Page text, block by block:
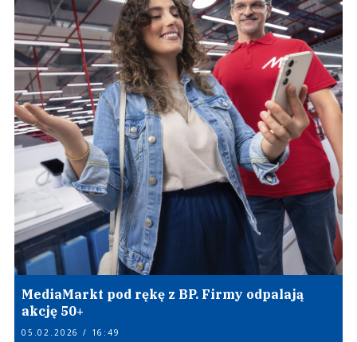
MediaMarkt pod rękę z BP. Firmy odpalają
akcję 50+
05.02.2026 / 16:49